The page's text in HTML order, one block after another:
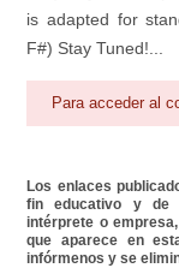
is adapted for
F#) Stay Tuned!...
Para acceder al
Los enlaces
fin educativo y de
intérprete o
que aparece en
infórmenos y se